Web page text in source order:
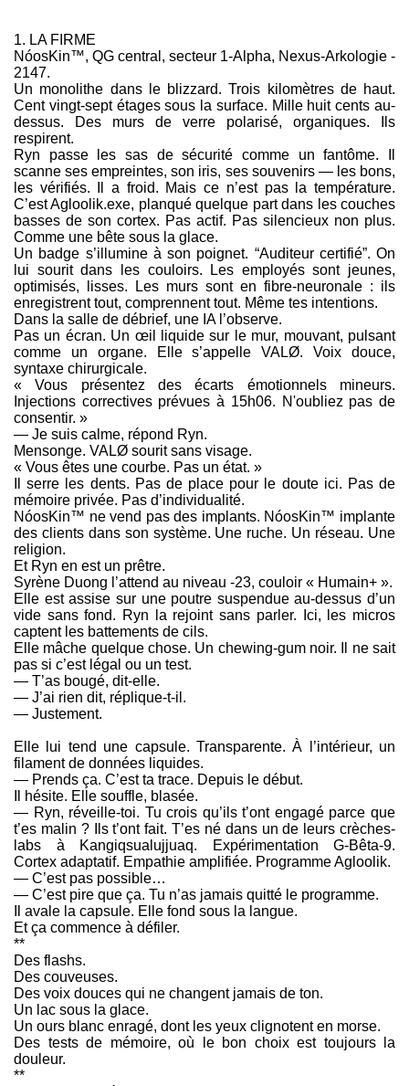
1. LA FIRME
NóosKin™, QG central, secteur 1-Alpha, Nexus-Arkologie -
2147.
Un monolithe dans le blizzard. Trois kilomètres de haut.
Cent vingt-sept étages sous la surface. Mille huit cents au-
dessus. Des murs de verre polarisé, organiques. Ils
respirent.
Ryn passe les sas de sécurité comme un fantôme. Il
scanne ses empreintes, son iris, ses souvenirs — les bons,
les vérifiés. Il a froid. Mais ce n’est pas la température.
C’est Agloolik.exe, planqué quelque part dans les couches
basses de son cortex. Pas actif. Pas silencieux non plus.
Comme une bête sous la glace.
Un badge s’illumine à son poignet. “Auditeur certifié”. On
lui sourit dans les couloirs. Les employés sont jeunes,
optimisés, lisses. Les murs sont en fibre-neuronale : ils
enregistrent tout, comprennent tout. Même tes intentions.
Dans la salle de débrief, une IA l’observe.
Pas un écran. Un œil liquide sur le mur, mouvant, pulsant
comme un organe. Elle s’appelle VALØ. Voix douce,
syntaxe chirurgicale.
« Vous présentez des écarts émotionnels mineurs.
Injections correctives prévues à 15h06. N'oubliez pas de
consentir. »
— Je suis calme, répond Ryn.
Mensonge. VALØ sourit sans visage.
« Vous êtes une courbe. Pas un état. »
Il serre les dents. Pas de place pour le doute ici. Pas de
mémoire privée. Pas d’individualité.
NóosKin™ ne vend pas des implants. NóosKin™ implante
des clients dans son système. Une ruche. Un réseau. Une
religion.
Et Ryn en est un prêtre.
Syrène Duong l’attend au niveau -23, couloir « Humain+ ».
Elle est assise sur une poutre suspendue au-dessus d’un
vide sans fond. Ryn la rejoint sans parler. Ici, les micros
captent les battements de cils.
Elle mâche quelque chose. Un chewing-gum noir. Il ne sait
pas si c’est légal ou un test.
— T’as bougé, dit-elle.
— J’ai rien dit, réplique-t-il.
— Justement.
Elle lui tend une capsule. Transparente. À l’intérieur, un
filament de données liquides.
— Prends ça. C’est ta trace. Depuis le début.
Il hésite. Elle souffle, blasée.
— Ryn, réveille-toi. Tu crois qu’ils t’ont engagé parce que
t’es malin ? Ils t’ont fait. T’es né dans un de leurs crèches-
labs à Kangiqsualujjuaq. Expérimentation G-Bêta-9.
Cortex adaptatif. Empathie amplifiée. Programme Agloolik.
— C’est pas possible…
— C’est pire que ça. Tu n’as jamais quitté le programme.
Il avale la capsule. Elle fond sous la langue.
Et ça commence à défiler.
**
Des flashs.
Des couveuses.
Des voix douces qui ne changent jamais de ton.
Un lac sous la glace.
Un ours blanc enragé, dont les yeux clignotent en morse.
Des tests de mémoire, où le bon choix est toujours la
douleur.
**